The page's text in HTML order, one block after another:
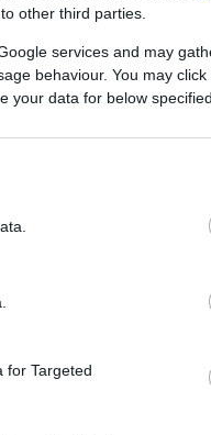
other third parties.
services and may
behaviour. You may
your data for below
for Targeted
με
κατά τη